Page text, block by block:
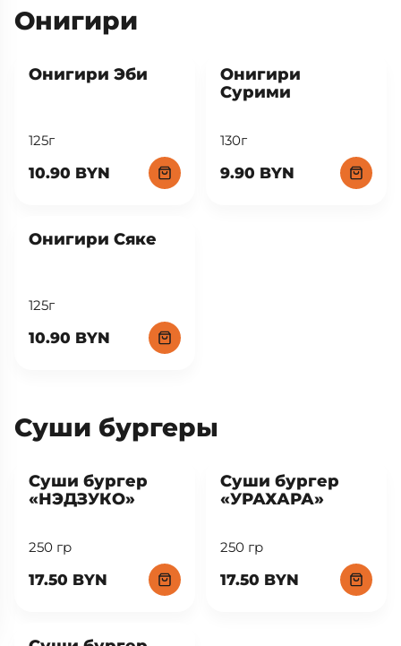
Онигири
Онигири Эби
125г
10.90 BYN
Онигири
Сурими
130г
9.90 BYN
Онигири Сяке
125г
10.90 BYN
Суши бургеры
Суши бургер
«НЭДЗУКО»
250 гр
17.50 BYN
Суши бургер
«УРАХАРА»
250 гр
17.50 BYN